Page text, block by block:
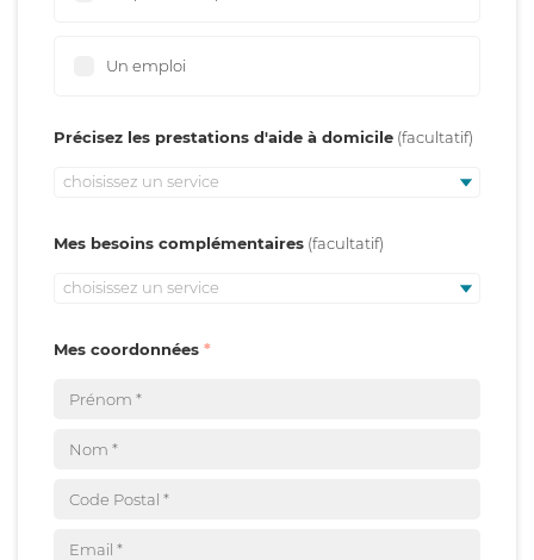
Un emploi
Précisez les prestations d'aide à domicile
choisissez un service
Mes besoins complémentaires
choisissez un service
Mes coordonnées